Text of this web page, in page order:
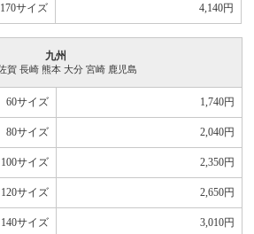
170サイズ 4,140円
九州
賀 長崎 熊本 大分 宮崎 鹿児島
60サイズ 1,740円
80サイズ 2,040円
100サイズ 2,350円
120サイズ 2,650円
140サイズ 3,010円